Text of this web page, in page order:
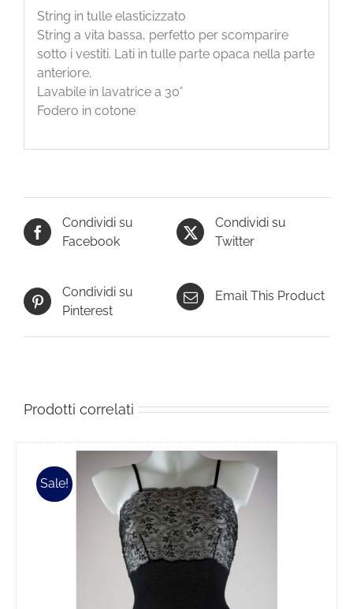
String in tulle elasticizzato
String a vita bassa, perfetto per scomparire
sotto i vestiti. Lati in tulle parte opaca nella parte
anteriore.
Lavabile in lavatrice a 30°
Fodero in cotone
Condividi su
Facebook
Condividi su
Twitter
Condividi su
Pinterest
Email This Product
Prodotti correlati
Sale!